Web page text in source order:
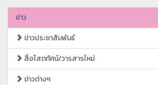
ข่าว
ข่าวประชาสัมพันธ์
สื่อโสตทัศน์/วารสารใหม่
ข่าวต่างๆ